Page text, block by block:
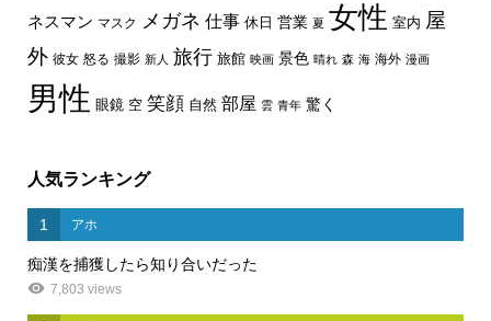
ネスマン マスク メガネ 仕事 休日 営業 夏 女性 室内 屋
外 彼女 怒る 撮影 新人 旅行 旅館 映画 景色 晴れ 森 海 海外 漫画
男性 眼鏡 空 笑顔 自然 部屋 雲 青年 驚く
人気ランキング
1 アホ
痴漢を捕獲したら知り合いだった
7,803 views